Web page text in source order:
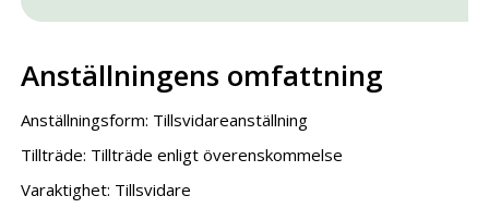
Anställningens omfattning
Anställningsform: Tillsvidareanställning
Tillträde: Tillträde enligt överenskommelse
Varaktighet: Tillsvidare